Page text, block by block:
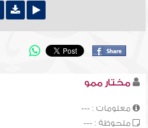
مختار ممو
معلومات : ---
ملحوظة : ---